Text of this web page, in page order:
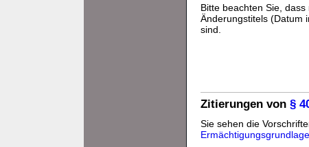
Bitte beachten Sie,
Änderungstitels (Datum
sind.
Zitierungen von §
Sie sehen die